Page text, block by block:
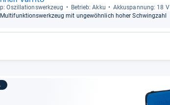
Oszil­la­ti­ons­werk­zeug Betrieb: Akku
Akku­span­nung: 18 V
Mul­ti­funk­ti­ons­werk­zeug mit unge­wöhn­lich hoher Schwing­zahl